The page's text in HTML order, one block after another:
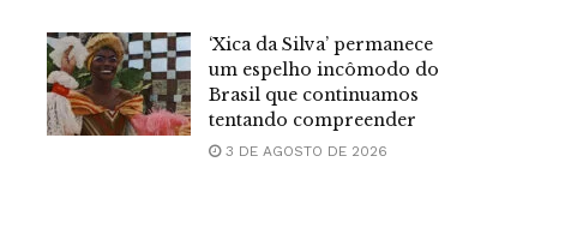
‘Xica da Silva’ permanece
um espelho incômodo do
Brasil que continuamos
tentando compreender
3 DE AGOSTO DE 2026